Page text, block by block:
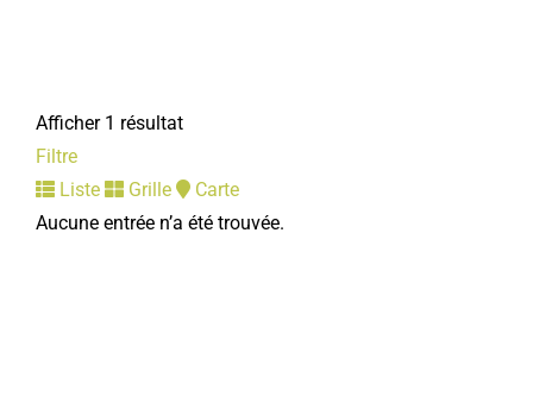
Afficher 1 résultat
Filtre
Liste
Grille
Carte
Aucune entrée n’a été trouvée.